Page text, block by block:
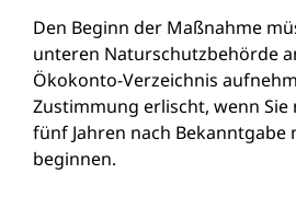
Den Beginn der Maßnahme
unteren Naturschutzbehörde
Ökokonto-Verzeichnis
Zustimmung erlischt, wenn
fünf Jahren nach
beginnen.